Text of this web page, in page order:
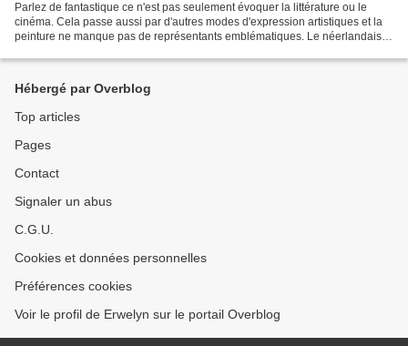
Parlez de fantastique ce n'est pas seulement évoquer la littérature ou le
cinéma. Cela passe aussi par d'autres modes d'expression artistiques et la
peinture ne manque pas de représentants emblématiques. Le néerlandais
Hébergé par Overblog
Top articles
Pages
Contact
Signaler un abus
C.G.U.
Cookies et données personnelles
Préférences cookies
Voir le profil de Erwelyn sur le portail Overblog